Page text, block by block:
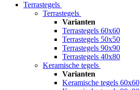
Terrastegels
Terrastegels
Varianten
Terrastegels 60x60
Terrastegels 50x50
Terrastegels 90x90
Terrastegels 40x80
Keramische tegels
Varianten
Keramische tegels 60x60